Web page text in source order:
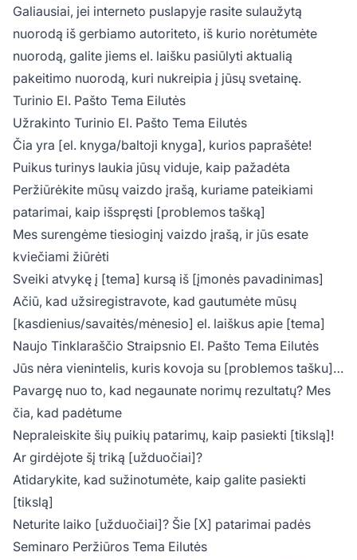
Galiausiai, jei interneto puslapyje rasite sulaužytą
nuorodą iš gerbiamo autoriteto, iš kurio norėtumėte
nuorodą, galite jiems el. laišku pasiūlyti aktualią
pakeitimo nuorodą, kuri nukreipia į jūsų svetainę.
Turinio El. Pašto Tema Eilutės
Užrakinto Turinio El. Pašto Tema Eilutės
Čia yra [el. knyga/baltoji knyga], kurios paprašėte!
Puikus turinys laukia jūsų viduje, kaip pažadėta
Peržiūrėkite mūsų vaizdo įrašą, kuriame pateikiami
patarimai, kaip išspręsti [problemos tašką]
Mes surengėme tiesioginį vaizdo įrašą, ir jūs esate
kviečiami žiūrėti
Sveiki atvykę į [tema] kursą iš [įmonės pavadinimas]
Ačiū, kad užsiregistravote, kad gautumėte mūsų
[kasdienius/savaitės/mėnesio] el. laiškus apie [tema]
Naujo Tinklaraščio Straipsnio El. Pašto Tema Eilutės
Jūs nėra vienintelis, kuris kovoja su [problemos tašku]…
Pavargę nuo to, kad negaunate norimų rezultatų? Mes
čia, kad padėtume
Nepraleiskite šių puikių patarimų, kaip pasiekti [tikslą]!
Ar girdėjote šį triką [užduočiai]?
Atidarykite, kad sužinotumėte, kaip galite pasiekti
[tikslą]
Neturite laiko [užduočiai]? Šie [X] patarimai padės
Seminaro Peržiūros Tema Eilutės